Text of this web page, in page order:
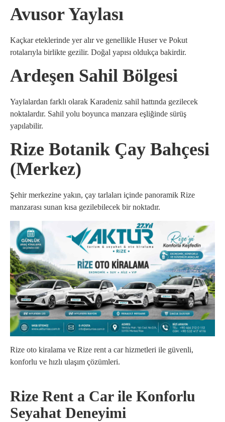
Avusor Yaylası
Kaçkar eteklerinde yer alır ve genellikle Huser ve Pokut
rotalarıyla birlikte gezilir. Doğal yapısı oldukça bakirdir.
Ardeşen Sahil Bölgesi
Yaylalardan farklı olarak Karadeniz sahil hattında gezilecek
noktalardır. Sahil yolu boyunca manzara eşliğinde sürüş
yapılabilir.
Rize Botanik Çay Bahçesi
(Merkez)
Şehir merkezine yakın, çay tarlaları içinde panoramik Rize
manzarası sunan kısa gezilebilecek bir noktadır.
Rize oto kiralama ve Rize rent a car hizmetleri ile güvenli,
konforlu ve hızlı ulaşım çözümleri.
Rize Rent a Car ile Konforlu
Seyahat Deneyimi